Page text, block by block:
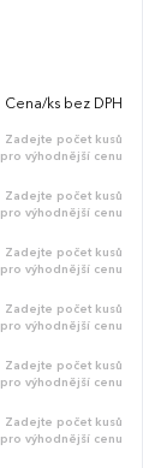
Cena/ks bez DPH
Zadejte počet kusů
pro výhodnější cenu
Zadejte počet kusů
pro výhodnější cenu
Zadejte počet kusů
pro výhodnější cenu
Zadejte počet kusů
pro výhodnější cenu
Zadejte počet kusů
pro výhodnější cenu
Zadejte počet kusů
pro výhodnější cenu